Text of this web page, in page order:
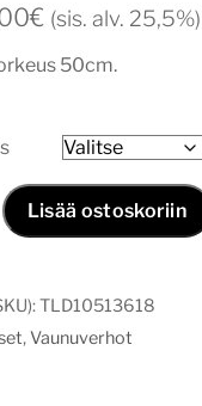
€ Hintaluokka:
-
(sis. alv. 25,5%)
50cm.
Lisää ostoskoriin
TLD10513618
,Vaunuverhot